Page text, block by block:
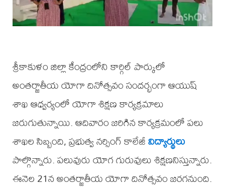
శ్రీకాకుళం జిల్లా కేంద్రంలోని కార్గిల్ పార్కులో
అంతర్జాతీయ యోగా దినోత్సవం సందర్భంగా ఆయుష్
శాఖ ఆధ్వర్యంలో యోగా శిక్షణ కార్యక్రమాలు
జరుగుతున్నాయి. ఆదివారం జరిగిన కార్యక్రమంలో పలు
శాఖల సిబ్బంది, ప్రభుత్వ నర్సింగ్ కాలేజీవిద్యార్థులు
పాల్గొన్నారు. పలువురు యోగ గురువులు శిక్షణనిస్తున్నారు.
ఈనెల 21న అంతర్జాతీయ యోగా దినోత్సవం జరగనుంది.